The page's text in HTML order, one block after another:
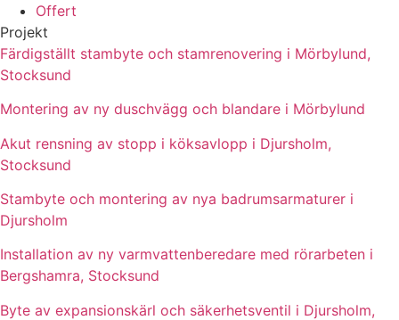
Offert
Projekt
Färdigställt stambyte och stamrenovering i Mörbylund,
Stocksund
Montering av ny duschvägg och blandare i Mörbylund
Akut rensning av stopp i köksavlopp i Djursholm,
Stocksund
Stambyte och montering av nya badrumsarmaturer i
Djursholm
Installation av ny varmvattenberedare med rörarbeten i
Bergshamra, Stocksund
Byte av expansionskärl och säkerhetsventil i Djursholm,